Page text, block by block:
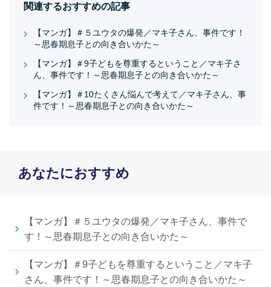
関連するおすすめの記事
【マンガ】＃５ユウタの爆発／マキ子さん、事件です！
～思春期息子との向き合いかた～
【マンガ】＃9子どもを尊重するということ／マキ子さ
ん、事件です！～思春期息子との向き合いかた～
【マンガ】＃10たくさん悩んで考えて／マキ子さん、事
件です！～思春期息子との向き合いかた～
あなたにおすすめ
【マンガ】＃５ユウタの爆発／マキ子さん、事件で
す！～思春期息子との向き合いかた～
【マンガ】＃9子どもを尊重するということ／マキ子
さん、事件です！～思春期息子との向き合いかた～